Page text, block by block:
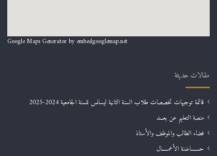
Google Maps Generator by embedgooglemap.net
مقالات حديثة
قائمة توجيهات تخصصات طلاب السنة الثانية ليسانس للسنة الجامعية 2024-2025
منصة التعليم عن بعـــد
فضاء الطالب والموظف والأستاذ
حـــــــاضنة الأعمـــــال